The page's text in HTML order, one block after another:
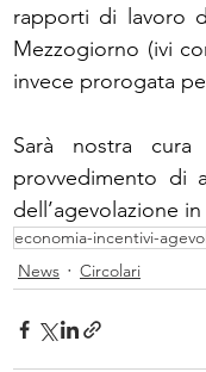
rapporti di lavoro
Mezzogiorno (ivi
invece prorogata
Sarà nostra
provvedimento di
dell’agevolazione
economia-incentivi-
News
Circolari